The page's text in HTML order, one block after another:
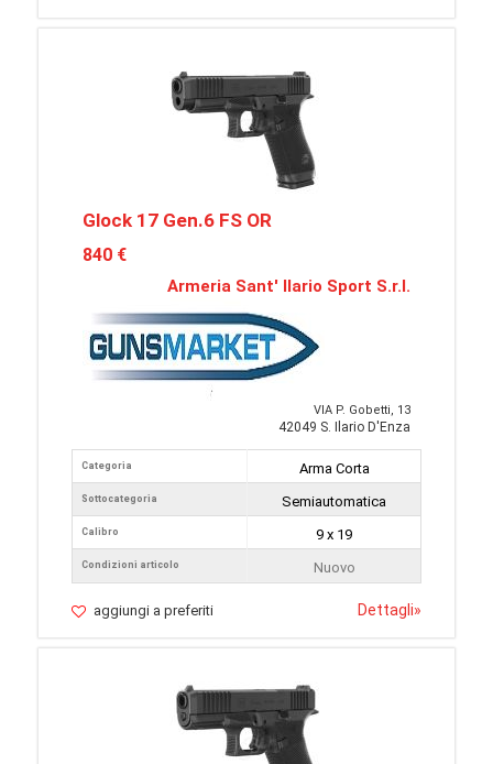
Glock 17 Gen.6 FS OR
840 €
Armeria Sant' Ilario Sport S.r.l.
VIA P. Gobetti, 13
42049 S. Ilario D'Enza
Categoria
Sottocategoria
Calibro
Condizioni articolo
Arma Corta
Semiautomatica
9 x 19
Nuovo
aggiungi a preferiti Dettagli»